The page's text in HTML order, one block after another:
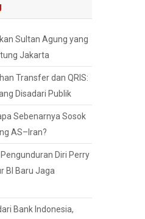
Sultan Agung yang
Jakarta
Transfer dan QRIS:
Disadari Publik
Sebenarnya Sosok
AS–Iran?
Diri Perry
BI Baru Jaga
Bank Indonesia,